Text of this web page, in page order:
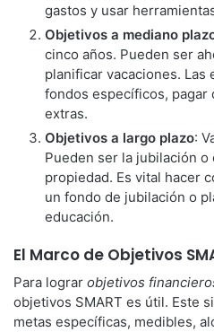
gastos y usar
Objetivos a mediano
cinco años. Pueden ser
planificar vacaciones. Las
fondos específicos, pagar
extras.
Objetivos a largo plazo:
Pueden ser la jubilación
propiedad. Es vital hacer
un fondo de jubilación o
educación.
El Marco de Objetivos
Para lograr objetivos
objetivos SMART es útil. Este
metas específicas, medibles,